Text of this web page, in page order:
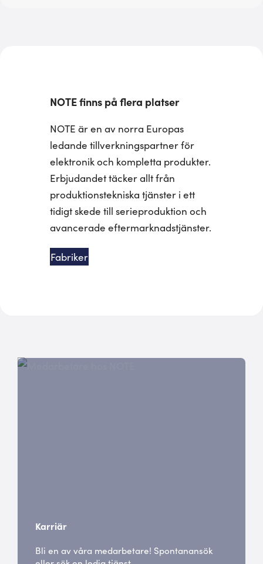
NOTE finns på flera platser
NOTE är en av norra Europas
ledande tillverkningspartner för
elektronik och kompletta produkter.
Erbjudandet täcker allt från
produktionstekniska tjänster i ett
tidigt skede till serieproduktion och
avancerade eftermarknadstjänster.
Fabriker
Karriär
Bli en av våra medarbetare! Spontanansök